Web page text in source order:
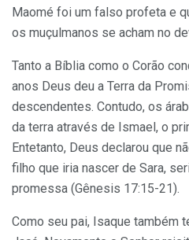
Maomé foi um falso profeta e
os muçulmanos se acham no
Tanto a Bíblia como o Corão
anos Deus deu a Terra da
descendentes. Contudo, os
da terra através de Ismael, o
Entetanto, Deus declarou que
filho que iria nascer de Sara,
promessa (Gênesis 17:15-21).
Como seu pai, Isaque também